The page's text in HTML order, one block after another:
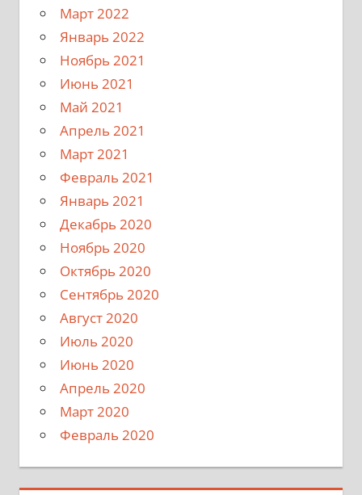
Март 2022
Январь 2022
Ноябрь 2021
Июнь 2021
Май 2021
Апрель 2021
Март 2021
Февраль 2021
Январь 2021
Декабрь 2020
Ноябрь 2020
Октябрь 2020
Сентябрь 2020
Август 2020
Июль 2020
Июнь 2020
Апрель 2020
Март 2020
Февраль 2020